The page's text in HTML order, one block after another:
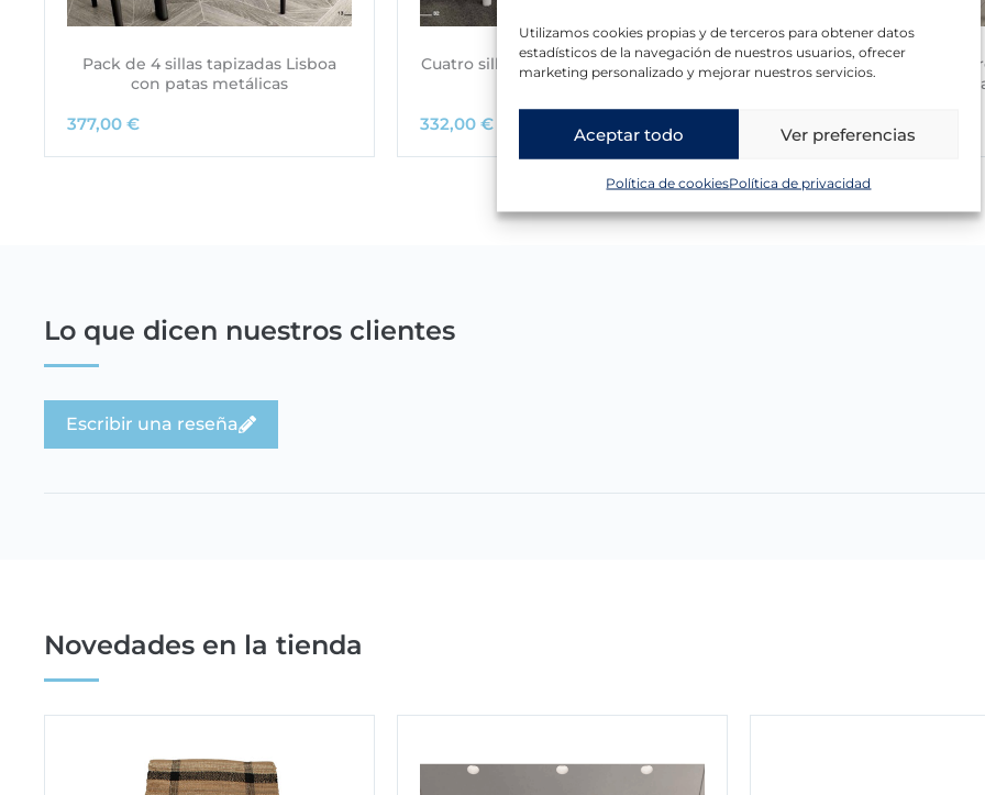
Utilizamos cookies propias y de terceros para obtener datos
estadísticos de la navegación de nuestros usuarios, ofrecer
marketing personalizado y mejorar nuestros servicios.
Aceptar todo Ver preferencias
Política de cookiesPolítica de privacidad
Pack de 4 sillas tapizadas Lisboa
con patas metálicas
377,00 €
Cuatro sillas Roma de polipropileno
apilables
332,00 €
Pack de 4 sillas de
Berna patas metálicas
242,00 €
Lo que dicen nuestros clientes
Escribir una reseña
Novedades en la tienda